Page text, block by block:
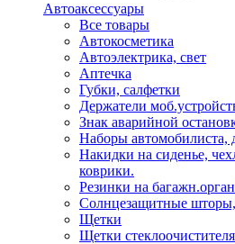
Автоаксессуары
Все товары
Автокосметика
Автоэлектрика, свет
Аптечка
Губки, салфетки
Держатели
Знак аварийной
Наборы автомобилиста,
Накидки на сиденье,
коврики.
Резинки на
Солнцезащитные
Щетки
Щетки